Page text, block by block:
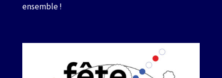
ensemble !